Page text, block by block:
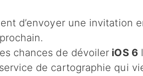
d’envoyer une invitation
chances de dévoiler iOS 6
de cartographie qui